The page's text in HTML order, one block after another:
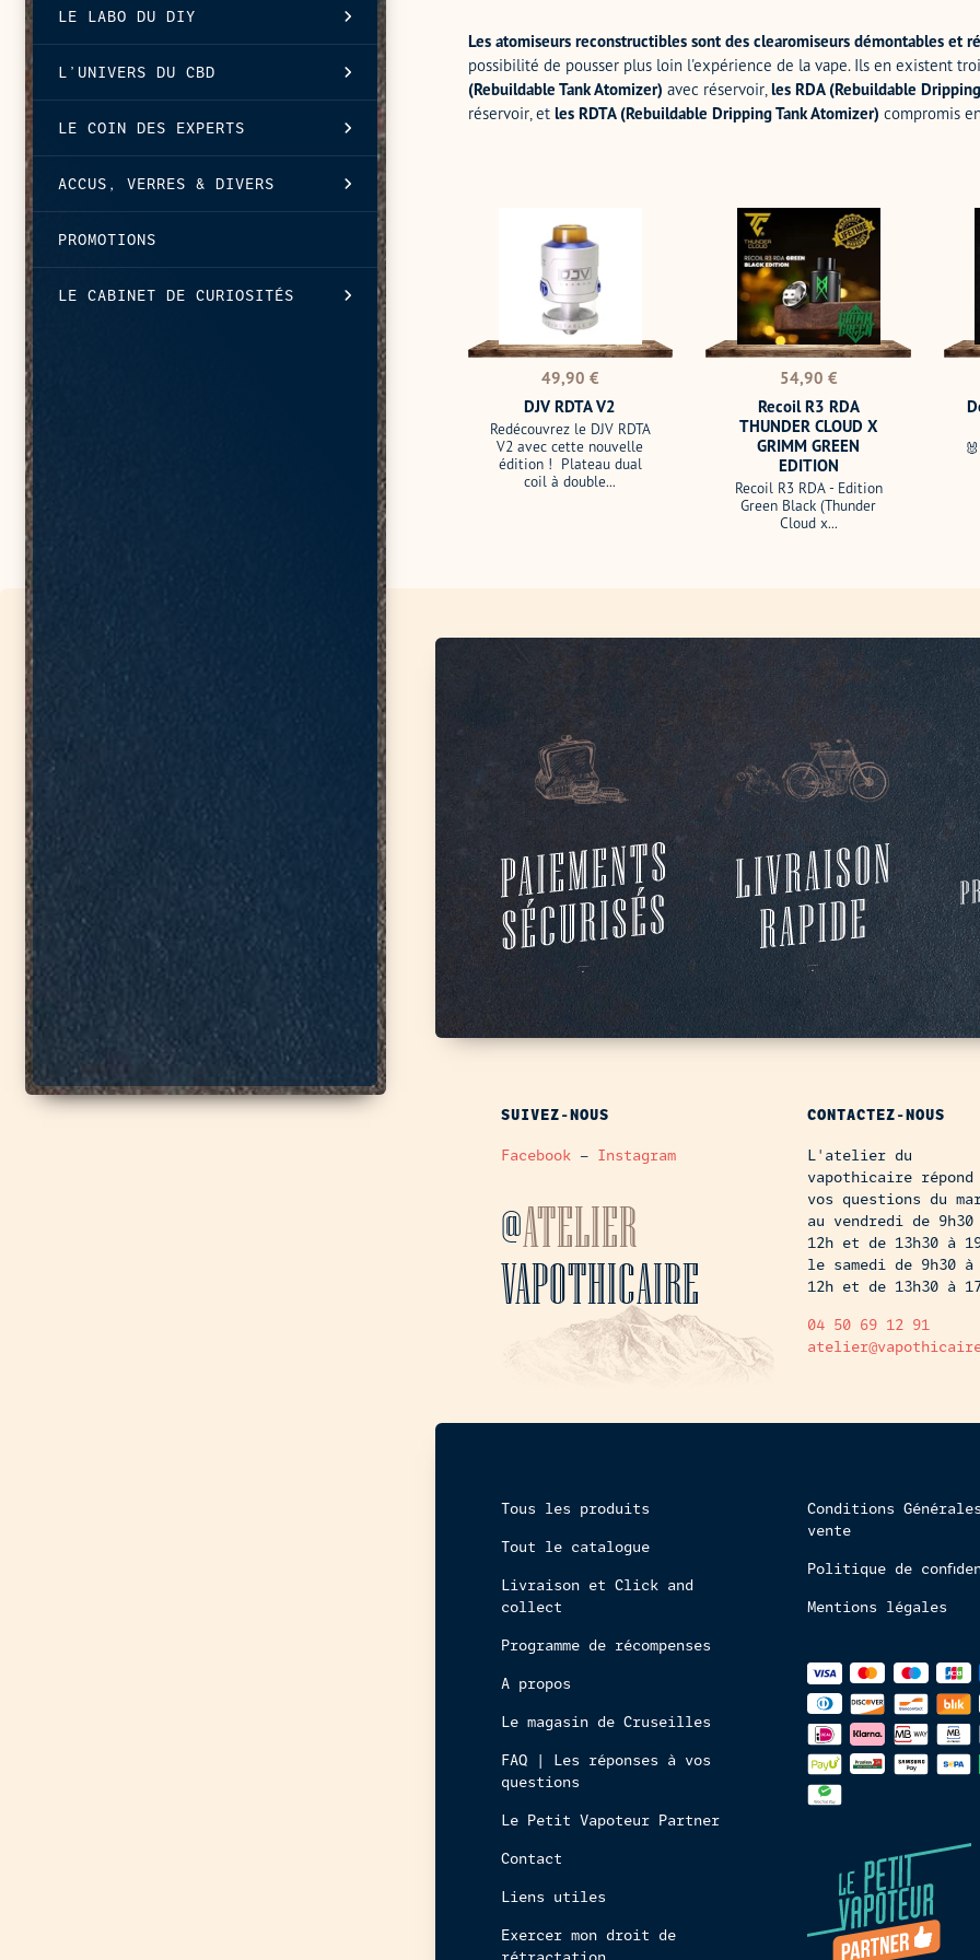
LE LABO DU DIY
L’UNIVERS DU CBD
LE COIN DES EXPERTS
ACCUS, VERRES & DIVERS
PROMOTIONS
LE CABINET DE CURIOSITÉS
Les atomiseurs reconstructibles sont des clearomiseurs démontables et
possibilité de pousser plus loin l'expérience de la vape. Ils en existent
(Rebuildable Tank Atomizer) avec réservoir, les RDA (Rebuildable
réservoir, et les RDTA (Rebuildable Dripping Tank Atomizer) compromis
Prix
normal
49,90 €
DJV RDTA V2
Redécouvrez le DJV RDTA
V2 avec cette nouvelle
édition ! Plateau dual
coil à double...
Prix
normal
54,90 €
Recoil R3 RDA
THUNDER CLOUD X
GRIMM GREEN
EDITION
Recoil R3 RDA - Edition
Green Black (Thunder
Cloud x...
THUNDER
CLOUD
GRIMM
SUIVEZ-NOUS
Facebook – Instagram
@ATELIER
VAPOTHICAIRE
CONTACTEZ-NOUS
L'atelier du
vapothicaire répond
vos questions du
au vendredi de 9h30
12h et de 13h30 à
le samedi de 9h30 à
12h et de 13h30 à
04 50 69 12 91
Tous les produits
Tout le catalogue
Livraison et Click and
collect
Programme de récompenses
A propos
Le magasin de Cruseilles
FAQ | Les réponses à vos
questions
Le Petit Vapoteur Partner
Contact
Liens utiles
Exercer mon droit de
rétractation
Conditions
vente
Politique de
Mentions légales
Méthodes
de
paiements